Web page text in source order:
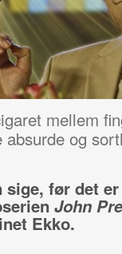
mellem
og
før det er
John
Ekko.